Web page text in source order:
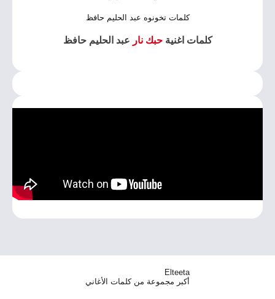
كلمات تخونوه عبد الحليم حافظ
كلمات اغنيةحبك نار عبد الحليم حافظ
Elteeta
أكبر مجموعة من كلمات الأغاني